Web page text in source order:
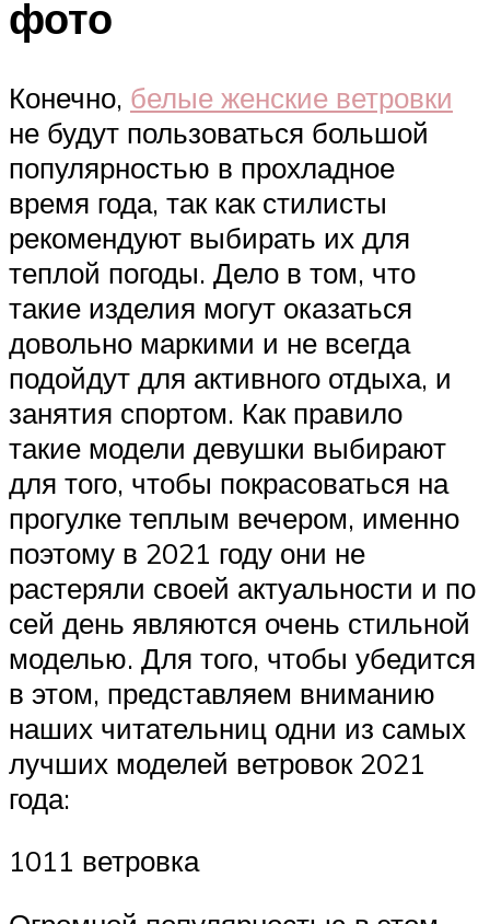
фото
Конечно, белые женские ветровки
не будут пользоваться большой
популярностью в прохладное
время года, так как стилисты
рекомендуют выбирать их для
теплой погоды. Дело в том, что
такие изделия могут оказаться
довольно маркими и не всегда
подойдут для активного отдыха, и
занятия спортом. Как правило
такие модели девушки выбирают
для того, чтобы покрасоваться на
прогулке теплым вечером, именно
поэтому в 2021 году они не
растеряли своей актуальности и по
сей день являются очень стильной
моделью. Для того, чтобы убедится
в этом, представляем вниманию
наших читательниц одни из самых
лучших моделей ветровок 2021
года:
1011 ветровка